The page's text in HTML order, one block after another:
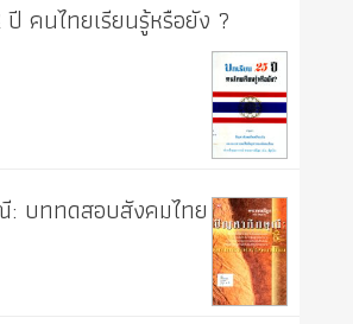
คนไทยเรียนรู้หรือยัง ?
บททดสอบสังคมไทย